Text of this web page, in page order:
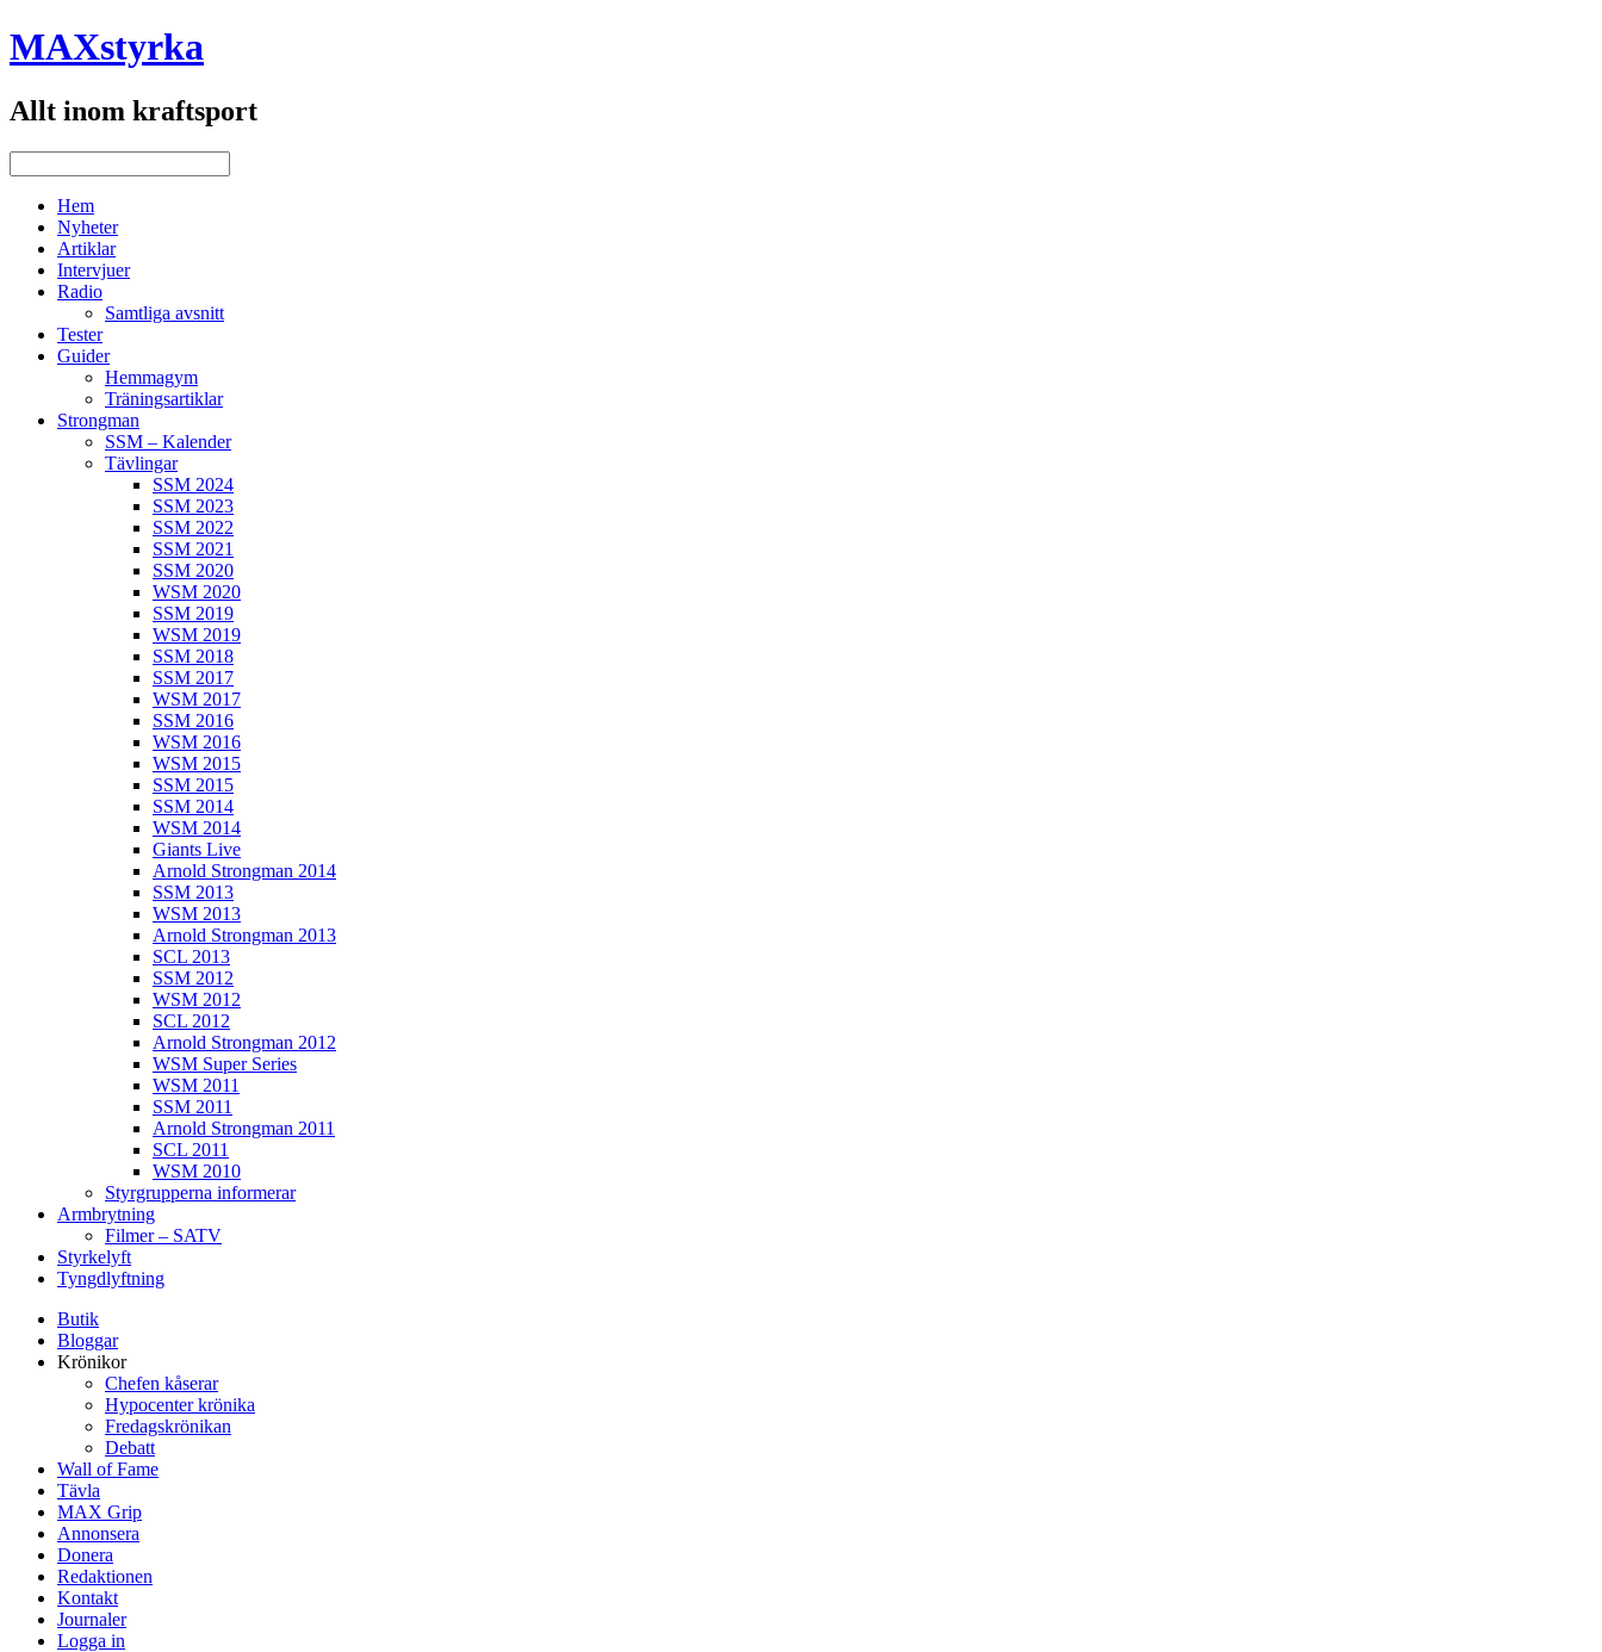
MAXstyrka
Allt inom kraftsport
Hem
Nyheter
Artiklar
Intervjuer
Radio
Samtliga avsnitt
Tester
Guider
Hemmagym
Träningsartiklar
Strongman
SSM – Kalender
Tävlingar
SSM 2024
SSM 2023
SSM 2022
SSM 2021
SSM 2020
WSM 2020
SSM 2019
WSM 2019
SSM 2018
SSM 2017
WSM 2017
SSM 2016
WSM 2016
WSM 2015
SSM 2015
SSM 2014
WSM 2014
Giants Live
Arnold Strongman 2014
SSM 2013
WSM 2013
Arnold Strongman 2013
SCL 2013
SSM 2012
WSM 2012
SCL 2012
Arnold Strongman 2012
WSM Super Series
WSM 2011
SSM 2011
Arnold Strongman 2011
SCL 2011
WSM 2010
Styrgrupperna informerar
Armbrytning
Filmer – SATV
Styrkelyft
Tyngdlyftning
Butik
Bloggar
Krönikor
Chefen kåserar
Hypocenter krönika
Fredagskrönikan
Debatt
Wall of Fame
Tävla
MAX Grip
Annonsera
Donera
Redaktionen
Kontakt
Journaler
Logga in